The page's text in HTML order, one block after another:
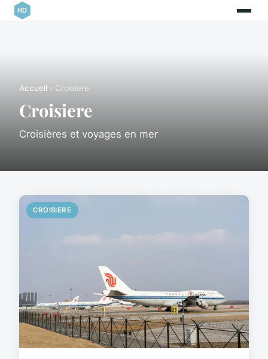
Accueil › Croisiere
Croisiere
Croisières et voyages en mer
CROISIERE